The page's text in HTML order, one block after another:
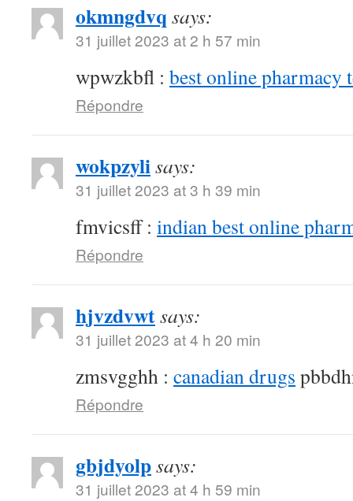
okmngdvq says:
31 juillet 2023 at 2 h 57 min
wpwzkbfl : best online pharmacy
Répondre
wokpzylisays:
31 juillet 2023 at 3 h 39 min
fmvicsff : indian best online
Répondre
hjvzdvwtsays:
31 juillet 2023 at 4 h 20 min
zmsvgghh : canadian drugs
Répondre
gbjdyolpsays:
31 juillet 2023 at 4 h 59 min